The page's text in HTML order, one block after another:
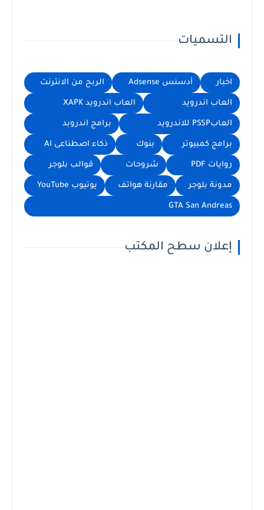
التسميات
اخبار أدسنس Adsense الربح من الانترنت
العاب اندرويد العاب اندرويد XAPK
العابPSSP للاندرويد برامج اندروبد
برامج كمبيوتر بنوك ذكاء اصطناعى AI
روايات PDF شروحات قوالب بلوجر
مدونة بلوجر مقارنة هواتف يوتيوب YouTube
GTA San Andreas
إعلان سطح المكتب